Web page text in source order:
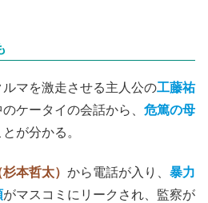
マを激走させる主人公の工藤祐
ケータイの会話から、 危篤の母
とが分かる。
杉本哲太） から電話が入り、 暴力
がマスコミにリークされ、監察が